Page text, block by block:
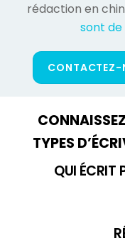
rédaction en
sont de
CONTACTEZ-
TYPES
QUI ÉCRIT